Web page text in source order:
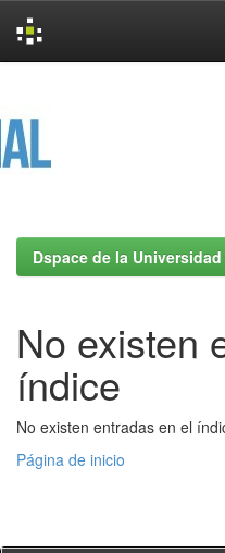
Dspace de la
No existen
índice
No existen entradas en el
Página de inicio